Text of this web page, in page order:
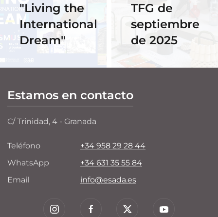
"Living the
International
Dream"
TFG de
septiembre
de 2025
Estamos en contacto
C/ Trinidad, 4 - Granada
Teléfono
+34 958 29 28 44
WhatsApp
+34 631 35 55 84
Email
info@esada.es